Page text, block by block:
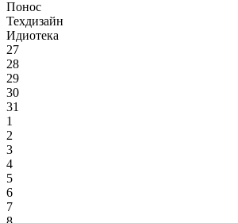
Понос
Техдизайн
Идиотека
27
28
29
30
31
1
2
3
4
5
6
7